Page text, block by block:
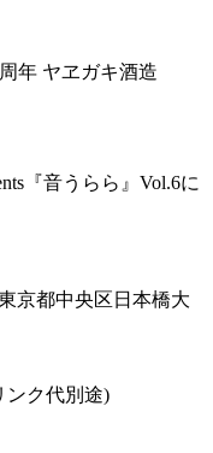
年 ヤヱガキ酒造
『音うらら』Vol.6に
京都中央区日本橋大
ンク代別途)